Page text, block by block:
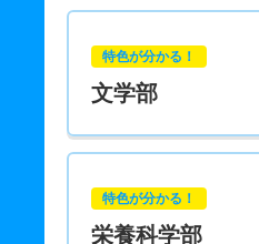
特色が分かる！
文学部
特色が分かる！
栄養科学部